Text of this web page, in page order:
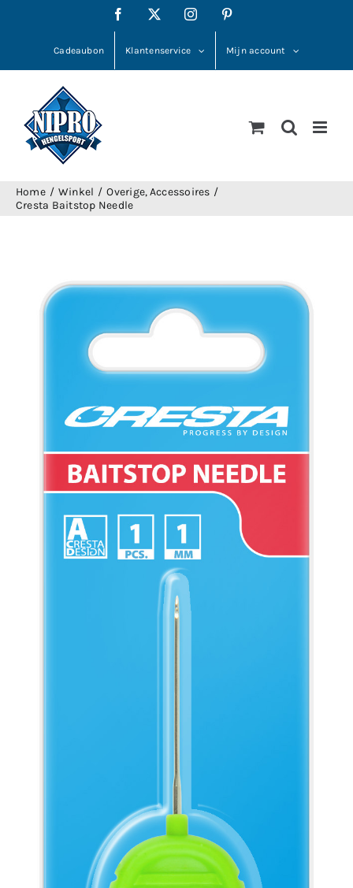
Facebook Instagram
Cadeaubon Klantenservice Mijn account
Home Winkel Overige Accessoires
Cresta Baitstop Needle